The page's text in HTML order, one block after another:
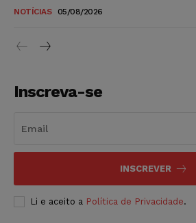
NOTÍCIAS 05/08/2026
Inscreva-se
INSCREVER
Li e aceito a Política de Privacidade.